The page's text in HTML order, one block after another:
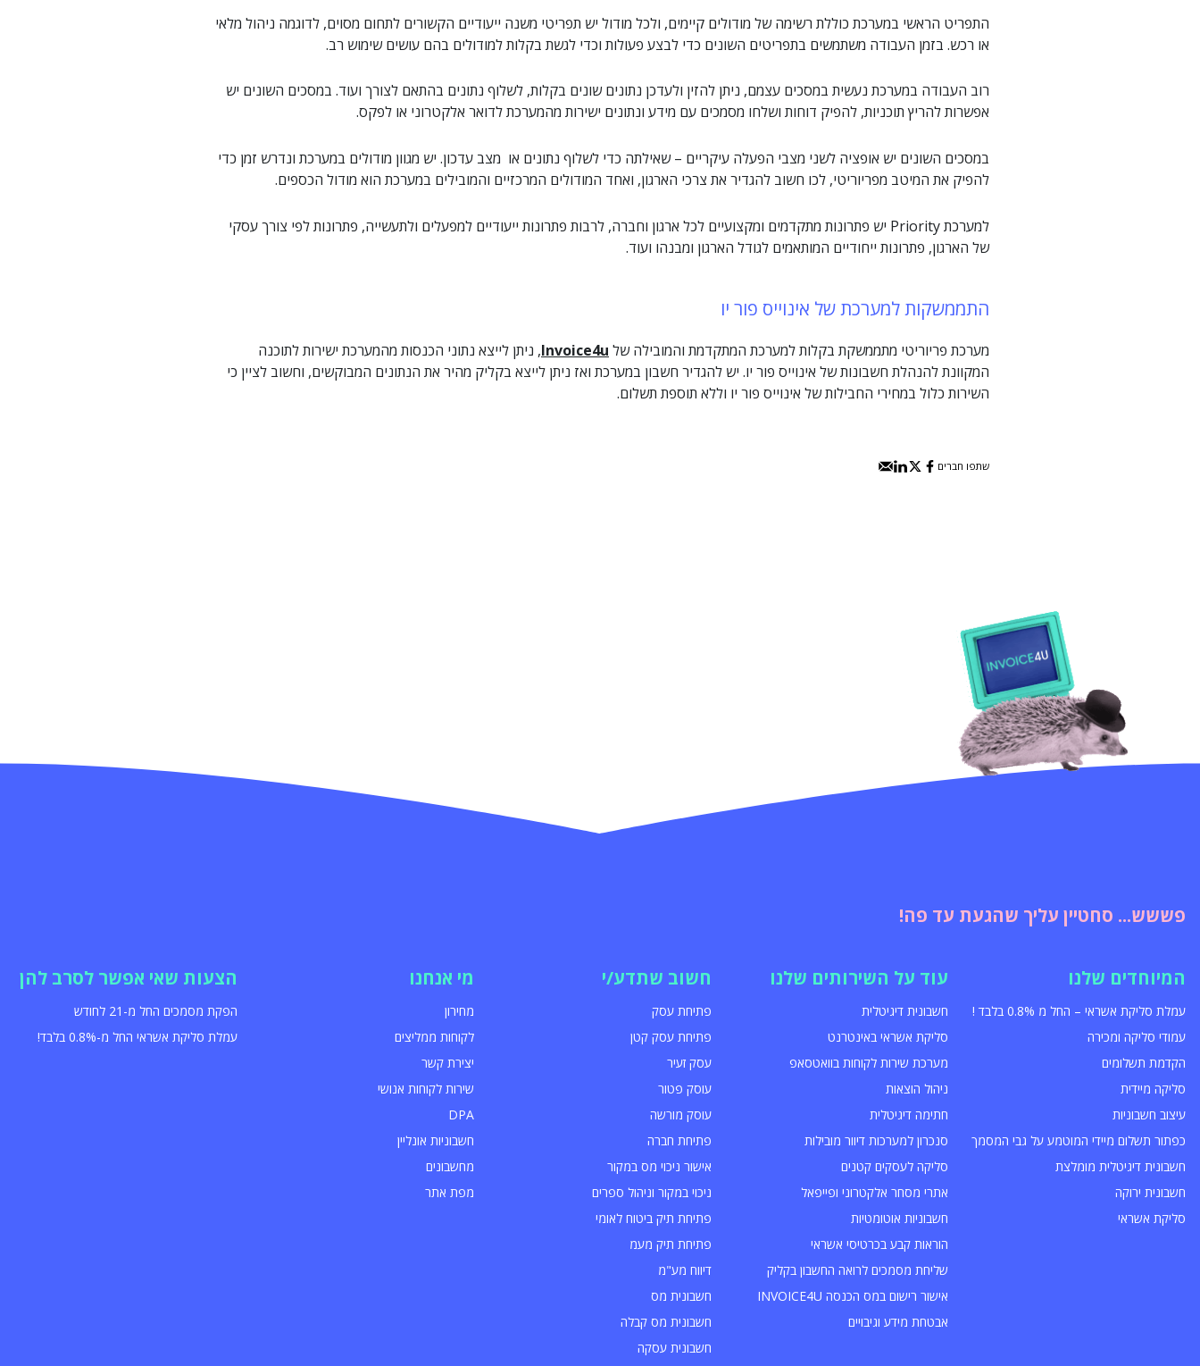
התפריט הראשי במערכת כוללת רשימה של מודולים קיימים, ולכל מודול יש תפריטי משנה ייעודיים הקשורים לתחום מסוים, לדוגמה ניהול מלאי
או רכש. בזמן העבודה משתמשים בתפריטים השונים כדי לבצע פעולות וכדי לגשת בקלות למודולים בהם עושים שימוש רב.
רוב העבודה במערכת נעשית במסכים עצמם, ניתן להזין ולעדכן נתונים שונים בקלות, לשלוף נתונים בהתאם לצורך ועוד. במסכים השונים יש
אפשרות להריץ תוכניות, להפיק דוחות ושלחו מסמכים עם מידע ונתונים ישירות מהמערכת לדואר אלקטרוני או לפקס.
במסכים השונים יש אופציה לשני מצבי הפעלה עיקריים – שאילתה כדי לשלוף נתונים או מצב עדכון. יש מגוון מודולים במערכת ונדרש זמן כדי
להפיק את המיטב מפריוריטי, לכו חשוב להגדיר את צרכי הארגון, ואחד המודולים המרכזיים והמובילים במערכת הוא מודול הכספים.
למערכת Priority יש פתרונות מתקדמים ומקצועיים לכל ארגון וחברה, לרבות פתרונות ייעודיים למפעלים ולתעשייה, פתרונות לפי צורך עסקי
של הארגון, פתרונות ייחודיים המותאמים לגודל הארגון ומבנהו ועוד.
התממשקות למערכת של אינוייס פור יו
מערכת פריוריטי מתממשקת בקלות למערכת המתקדמת והמובילה של Invoice4u, ניתן לייצא נתוני הכנסות מהמערכת ישירות לתוכנה
המקוונת להנהלת חשבונות של אינוייס פור יו. יש להגדיר חשבון במערכת ואז ניתן לייצא בקליק מהיר את הנתונים המבוקשים, וחשוב לציין כי
השירות כלול במחירי החבילות של אינוייס פור יו וללא תוספת תשלום.
שתפו חברים
פששש... סחטיין עליך שהגעת עד פה!
המיוחדים שלנו
עמלת סליקת אשראי – החל מ 0.8% בלבד !
עמודי סליקה ומכירה
הקדמת תשלומים
סליקה מיידית
עיצוב חשבוניות
כפתור תשלום מיידי המוטמע על גבי המסמך
חשבונית דיגיטלית מומלצת
חשבונית ירוקה
סליקת אשראי
עוד על השירותים שלנו
חשבונית דיגיטלית
סליקת אשראי באינטרנט
מערכת שירות לקוחות בוואטסאפ
ניהול הוצאות
חתימה דיגיטלית
סנכרון למערכות דיוור מובילות
סליקה לעסקים קטנים
אתרי מסחר אלקטרוני ופייפאל
חשבוניות אוטומטיות
הוראות קבע בכרטיסי אשראי
שליחת מסמכים לרואה החשבון בקליק
אישור רישום במס הכנסה INVOICE4U
אבטחת מידע וגיבויים
חשוב שתדע/י
פתיחת עסק
פתיחת עסק קטן
עסק זעיר
עוסק פטור
עוסק מורשה
פתיחת חברה
אישור ניכוי מס במקור
ניכוי במקור וניהול ספרים
פתיחת תיק ביטוח לאומי
פתיחת תיק מעמ
דיווח מע"מ
חשבונית מס
חשבונית מס קבלה
חשבונית עסקה
מי אנחנו
מחירון
לקוחות ממליצים
יצירת קשר
שירות לקוחות אנושי
DPA
חשבוניות אונליין
מחשבונים
מפת אתר
הצעות שאי אפשר לסרב להן
הפקת מסמכים החל מ-21 לחודש
עמלת סליקת אשראי החל מ-0.8% בלבד!